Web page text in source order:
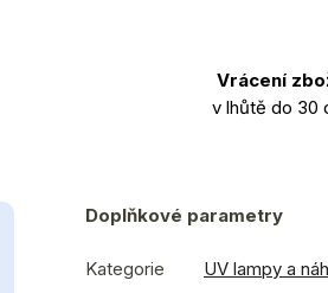
Vrácení
v lhůtě do 30
Doplňkové parametry
Kategorie
UV lampy a